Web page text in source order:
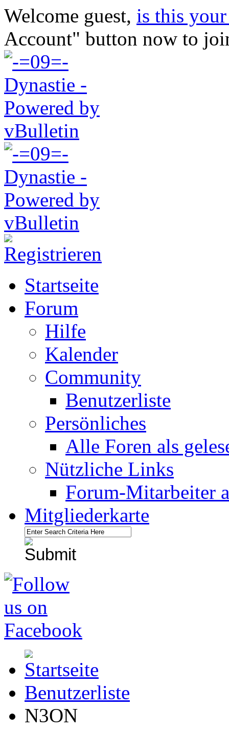
Welcome guest, is this
Account" button now to
Startseite
Forum
Hilfe
Kalender
Community
Benutzerliste
Persönliches
Alle Foren als
Nützliche Links
Forum-Mitarbeiter
Mitgliederkarte
Benutzerliste
N3ON